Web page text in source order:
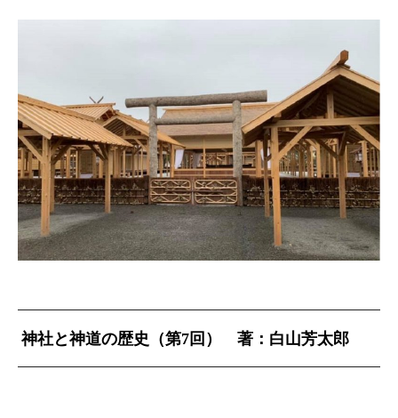
神社と神道の歴史（第7回） 著：白山芳太郎